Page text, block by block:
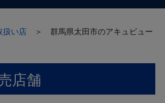
扱い店 ＞ 群馬県太田市のアキュビュー
店舗